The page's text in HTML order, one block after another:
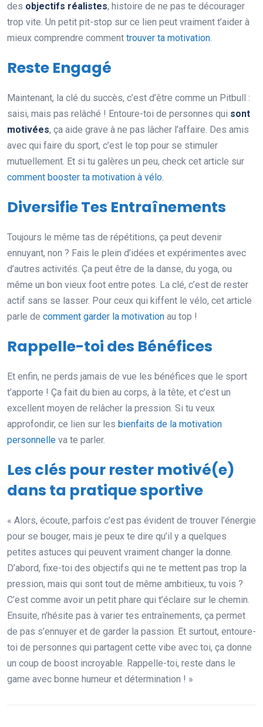
des objectifs réalistes, histoire de ne pas te décourager
trop vite. Un petit pit-stop sur ce lien peut vraiment t’aider à
mieux comprendre comment trouver ta motivation.
Reste Engagé
Maintenant, la clé du succès, c’est d’être comme un Pitbull :
saisi, mais pas relâché ! Entoure-toi de personnes qui sont
motivées, ça aide grave à ne pas lâcher l’affaire. Des amis
avec qui faire du sport, c’est le top pour se stimuler
mutuellement. Et si tu galères un peu, check cet article sur
comment booster ta motivation à vélo.
Diversifie Tes Entraînements
Toujours le même tas de répétitions, ça peut devenir
ennuyant, non ? Fais le plein d’idées et expérimentes avec
d’autres activités. Ça peut être de la danse, du yoga, ou
même un bon vieux foot entre potes. La clé, c’est de rester
actif sans se lasser. Pour ceux qui kiffent le vélo, cet article
parle de comment garder la motivation au top !
Rappelle-toi des Bénéfices
Et enfin, ne perds jamais de vue les bénéfices que le sport
t’apporte ! Ça fait du bien au corps, à la tête, et c’est un
excellent moyen de relâcher la pression. Si tu veux
approfondir, ce lien sur les bienfaits de la motivation
personnelle va te parler.
Les clés pour rester motivé(e)
dans ta pratique sportive
« Alors, écoute, parfois c’est pas évident de trouver l’énergie
pour se bouger, mais je peux te dire qu’il y a quelques
petites astuces qui peuvent vraiment changer la donne.
D’abord, fixe-toi des objectifs qui ne te mettent pas trop la
pression, mais qui sont tout de même ambitieux, tu vois ?
C’est comme avoir un petit phare qui t’éclaire sur le chemin.
Ensuite, n’hésite pas à varier tes entraînements, ça permet
de pas s’ennuyer et de garder la passion. Et surtout, entoure-
toi de personnes qui partagent cette vibe avec toi, ça donne
un coup de boost incroyable. Rappelle-toi, reste dans le
game avec bonne humeur et détermination ! »